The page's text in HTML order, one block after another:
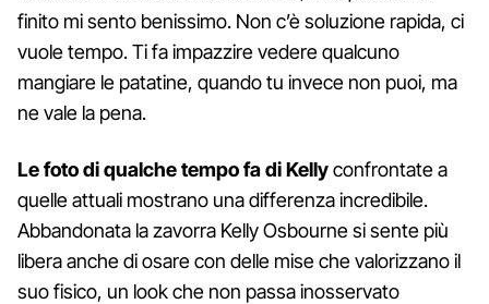
finito mi sento benissimo. Non c’è soluzione rapida, ci
vuole tempo. Ti fa impazzire vedere qualcuno
mangiare le patatine, quando tu invece non puoi, ma
ne vale la pena.
Le foto di qualche tempo fa di Kellyconfrontate a
quelle attuali mostrano una differenza incredibile.
Abbandonata la zavorra Kelly Osbourne si sente più
libera anche di osare con delle mise che valorizzano il
suo fisico, un look che non passa inosservato